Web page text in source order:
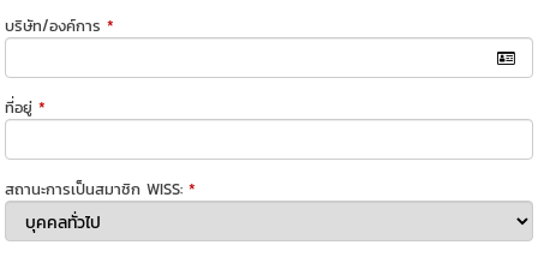
บริษัท/องค์การ *
ที่อยู่ *
สถานะการเป็นสมาชิก WISS: *